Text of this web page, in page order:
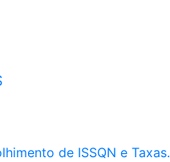
de ISSQN e Taxas.